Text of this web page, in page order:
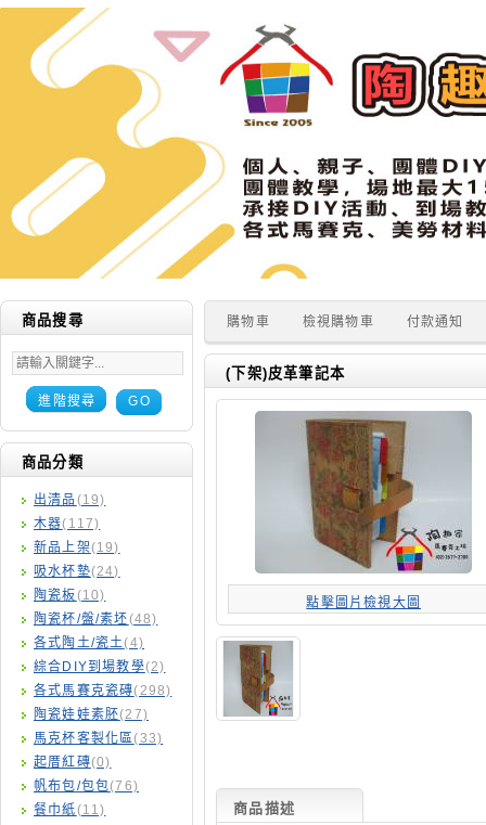
商品搜尋
進階搜尋 GO
商品分類
出清品 (19)
木器(117)
新品上架(19)
吸水杯墊(24)
陶瓷板 (10)
陶瓷杯/盤/素坯(48)
各式陶土/瓷土(4)
綜合DIY到場教學(2)
各式馬賽克瓷磚(298)
陶瓷娃娃素胚(27)
馬克杯客製化區(33)
起厝紅磚(0)
帆布包/包包(76)
餐巾紙(11)
購物車 檢視購物車 付款通知
(下架)皮革筆記本
點擊圖片檢視大圖
商品描述